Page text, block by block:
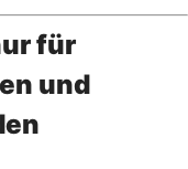
für
und